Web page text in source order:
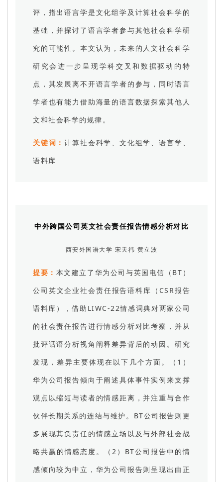
评，指出语言学是文化组学及计算社会科学的
基础，并探讨了语言学者参与其他社会科学研
究的可能性。本文认为，未来的人文社会科学
研究会进一步呈现学科交叉和数据驱动的特
点，其发展离不开语言学者的参与，同时语言
学者也有能力借助海量的语言数据探索其他人
文和社会科学的规律。
关键词：计算社会科学、文化组学、语言学、
语料库
中外跨国公司英文社会责任报告情感分析对比
西安外国语大学 宋天祎 黄立波
提要： 本文建立了华为公司与英国电信（BT）
公司英文企业社会责任报告语料库（CSR报告
语料库），借助LIWC-22情感词典对两家公司
的社会责任报告进行情感分析对比考察，并从
批评话语分析视角阐释差异背后的动因。研究
发现，差异主要体现在以下几个方面。（1）
华为公司报告倾向于阐述具体事件实例来支撑
观点以缩短与读者的情感距离，并注重与合作
伙伴长期关系的连结与维护。BT公司报告则更
多展现其负责任的情感立场以及与外部社会战
略共赢的情感态度。（2）BT公司报告中的情
感倾向较为中立，华为公司报告则呈现出由正